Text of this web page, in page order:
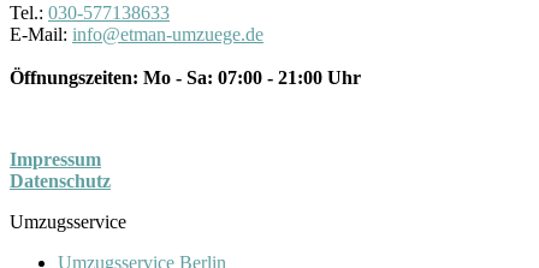
Tel.: 030-577138633
E-Mail: info@etman-umzuege.de
Öffnungszeiten: Mo - Sa: 07:00 - 21:00 Uhr
Impressum
Datenschutz
Umzugsservice
Umzugsservice Berlin